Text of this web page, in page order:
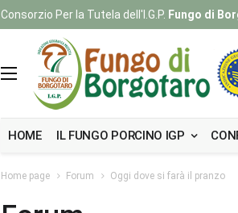
Consorzio Per la Tutela dell'I.G.P. Fungo di
HOME IL FUNGO PORCINO IGP
Home page Forum Oggi dove si farà il pranzo